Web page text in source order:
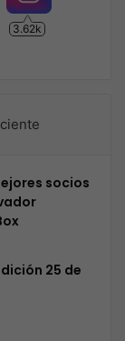
3.62k
socios
25 de